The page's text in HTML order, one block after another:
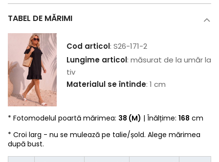
TABEL DE MĂRIMI
Cod articol: S26-171-2
Lungime articol: măsurat de la umăr la
tiv
Materialul se întinde: 1 cm
* Fotomodelul poartă mărimea: 38 (M) | Înălțime: 168 cm
* Croi larg - nu se mulează pe talie/șold. Alege mărimea
după bust.